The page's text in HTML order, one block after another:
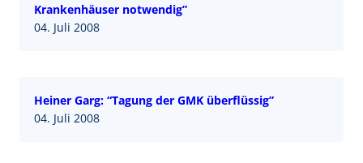
Krankenhäuser notwendig”
04. Juli 2008
Heiner Garg: “Tagung der GMK überflüssig”
04. Juli 2008